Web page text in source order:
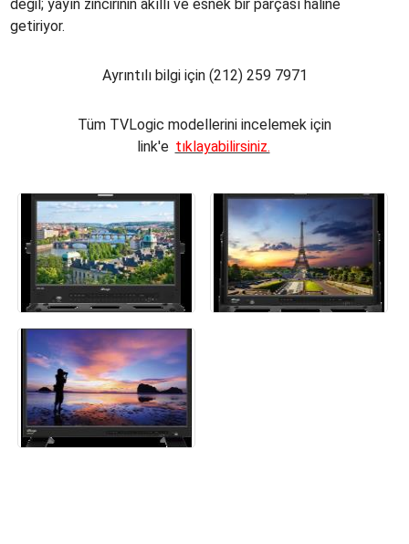
değil; yayın zincirinin akıllı ve esnek bir parçası haline
getiriyor.
Ayrıntılı bilgi için (212) 259 7971
Tüm TVLogic modellerini incelemek için
link'e tıklayabilirsiniz.